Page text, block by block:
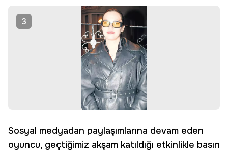
3
Sosyal medyadan paylaşımlarına devam eden
oyuncu, geçtiğimiz akşam katıldığı etkinlikle basın